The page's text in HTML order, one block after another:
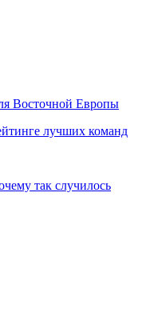
Восточной Европы
лучших команд
так случилось